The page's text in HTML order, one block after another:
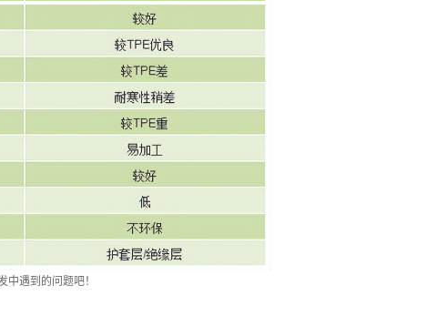
遇到的问题吧！